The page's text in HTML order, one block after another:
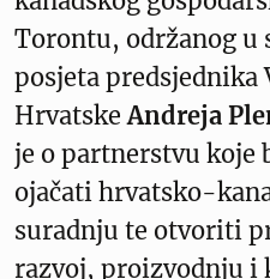
Torontu, održanog u
posjeta predsjednika
HrvatskeAndreja
je o partnerstvu koje
ojačati hrvatsko-
suradnju te otvoriti
razvoj, proizvodnju i